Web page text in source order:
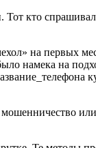
кто
на первых
намека на